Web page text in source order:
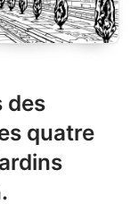
des
quatre